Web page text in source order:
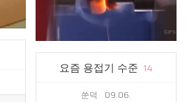
요즘 용접기 수준 14
쑨덕 09.06.